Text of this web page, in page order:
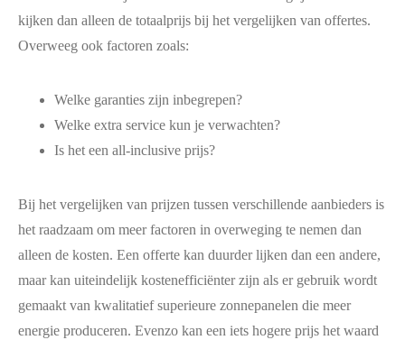
kijken dan alleen de totaalprijs bij het vergelijken van offertes.
Overweeg ook factoren zoals:
Welke garanties zijn inbegrepen?
Welke extra service kun je verwachten?
Is het een all-inclusive prijs?
Bij het vergelijken van prijzen tussen verschillende aanbieders is
het raadzaam om meer factoren in overweging te nemen dan
alleen de kosten. Een offerte kan duurder lijken dan een andere,
maar kan uiteindelijk kostenefficiënter zijn als er gebruik wordt
gemaakt van kwalitatief superieure zonnepanelen die meer
energie produceren. Evenzo kan een iets hogere prijs het waard